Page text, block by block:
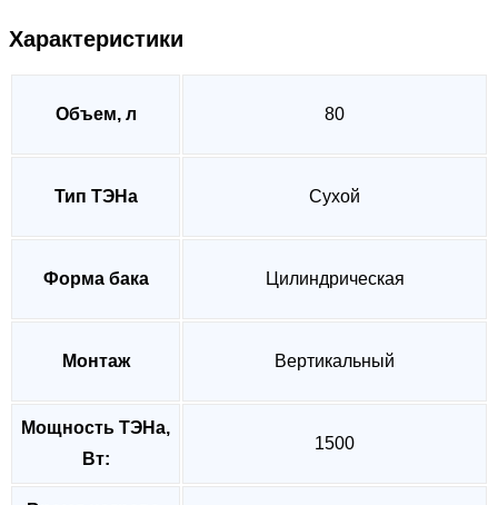
Характеристики
Объем, л 80
Тип ТЭНа Сухой
Форма бака Цилиндрическая
Монтаж Вертикальный
Мощность ТЭНа,
Вт:
1500